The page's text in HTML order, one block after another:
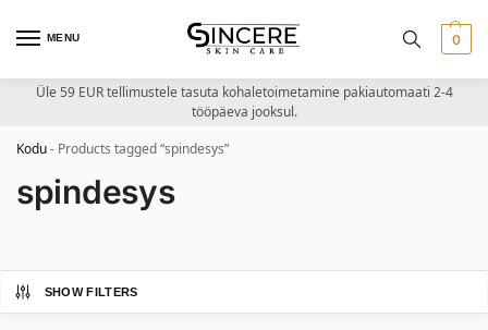
MENU 0
Üle 59 EUR tellimustele tasuta kohaletoimetamine pakiautomaati 2-4
tööpäeva jooksul.
Kodu- Products tagged “spindesys”
spindesys
SHOW FILTERS